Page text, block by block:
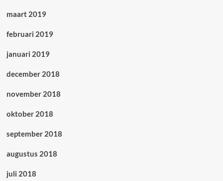
maart 2019
februari 2019
januari 2019
december 2018
november 2018
oktober 2018
september 2018
augustus 2018
juli 2018